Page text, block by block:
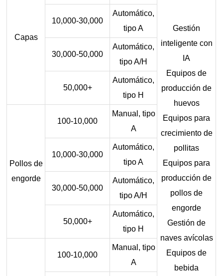
Capas
Gestión
inteligente con
IA
Equipos de
producción de
huevos
Equipos para
crecimiento de
pollitas
Equipos para
producción de
pollos de
engorde
Gestión de
naves avícolas
Equipos de
bebida
10,000-30,000
Automático,
tipo A
30,000-50,000
Automático,
tipo A/H
50,000+
Automático,
tipo H
Pollos de
engorde
100-10,000
Manual, tipo
A
10,000-30,000
Automático,
tipo A
30,000-50,000
Automático,
tipo A/H
50,000+
Automático,
tipo H
100-10,000
Manual, tipo
A